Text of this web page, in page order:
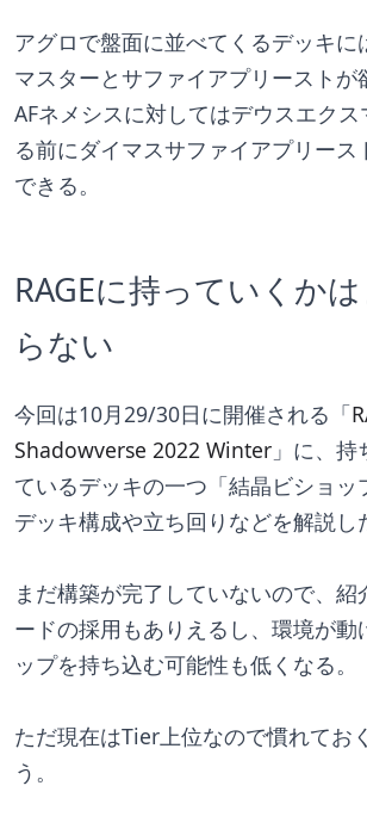
アグロで盤面に並べてくるデッキに
マスターとサファイアプリーストが
AFネメシスに対してはデウスエク
る前にダイマスサファイアプリース
できる。
RAGEに持っていくか
らない
今回は10月29/30日に開催される「
Shadowverse 2022 Winter 」に、
ているデッキの一つ「結晶ビショッ
デッキ構成や立ち回りなどを解説し
まだ構築が完了していないので、紹
ードの採用もありえるし、環境が動
ップを持ち込む可能性も低くなる。
ただ現在はTier上位なので慣れてお
う。